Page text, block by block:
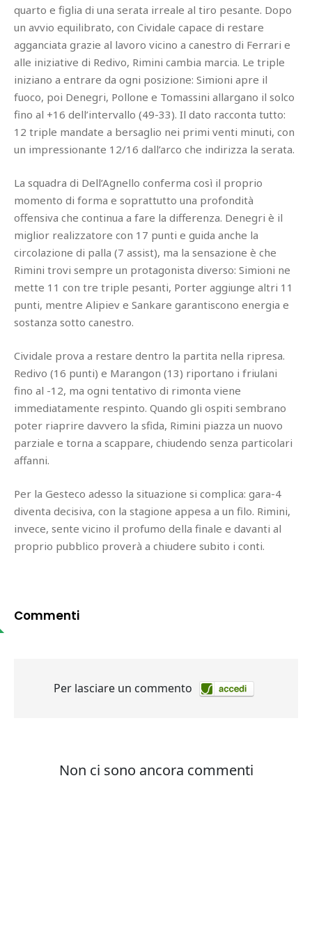
quarto e figlia di una serata irreale al tiro pesante. Dopo
un avvio equilibrato, con Cividale capace di restare
agganciata grazie al lavoro vicino a canestro di Ferrari e
alle iniziative di Redivo, Rimini cambia marcia. Le triple
iniziano a entrare da ogni posizione: Simioni apre il
fuoco, poi Denegri, Pollone e Tomassini allargano il solco
fino al +16 dell’intervallo (49-33). Il dato racconta tutto:
12 triple mandate a bersaglio nei primi venti minuti, con
un impressionante 12/16 dall’arco che indirizza la serata.
La squadra di Dell’Agnello conferma così il proprio
momento di forma e soprattutto una profondità
offensiva che continua a fare la differenza. Denegri è il
miglior realizzatore con 17 punti e guida anche la
circolazione di palla (7 assist), ma la sensazione è che
Rimini trovi sempre un protagonista diverso: Simioni ne
mette 11 con tre triple pesanti, Porter aggiunge altri 11
punti, mentre Alipiev e Sankare garantiscono energia e
sostanza sotto canestro.
Cividale prova a restare dentro la partita nella ripresa.
Redivo (16 punti) e Marangon (13) riportano i friulani
fino al -12, ma ogni tentativo di rimonta viene
immediatamente respinto. Quando gli ospiti sembrano
poter riaprire davvero la sfida, Rimini piazza un nuovo
parziale e torna a scappare, chiudendo senza particolari
affanni.
Per la Gesteco adesso la situazione si complica: gara-4
diventa decisiva, con la stagione appesa a un filo. Rimini,
invece, sente vicino il profumo della finale e davanti al
proprio pubblico proverà a chiudere subito i conti.
Commenti